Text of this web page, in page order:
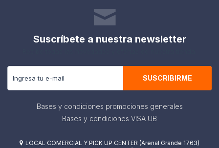
Suscríbete a nuestra newsletter
SUSCRIBIRME
Bases y condiciones promociones generales
Bases y condiciones VISA UB
 LOCAL COMERCIAL Y PICK UP CENTER (Arenal Grande 1763)